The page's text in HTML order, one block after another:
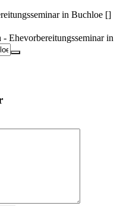
in Buchloe []
Ehevorbereitungsseminar in